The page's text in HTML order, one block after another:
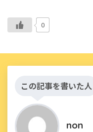
0
この記事を書いた人
non